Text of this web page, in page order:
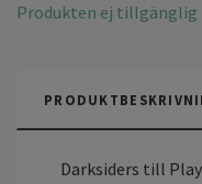
Produkten ej
Darksiders till